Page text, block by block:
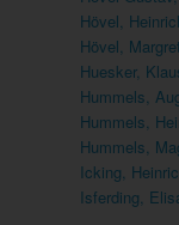
Hövel,
Hövel, Margret
Huesker,
Hummels,
Hummels,
Hummels,
Icking,
Isferding,